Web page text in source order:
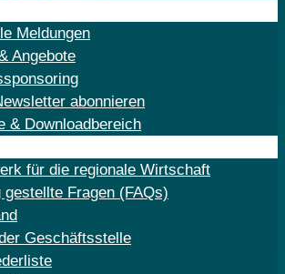
Meldungen
Angebote
abonnieren
& Downloadbereich
für die regionale Wirtschaft
gestellte Fragen (FAQs)
Geschäftsstelle